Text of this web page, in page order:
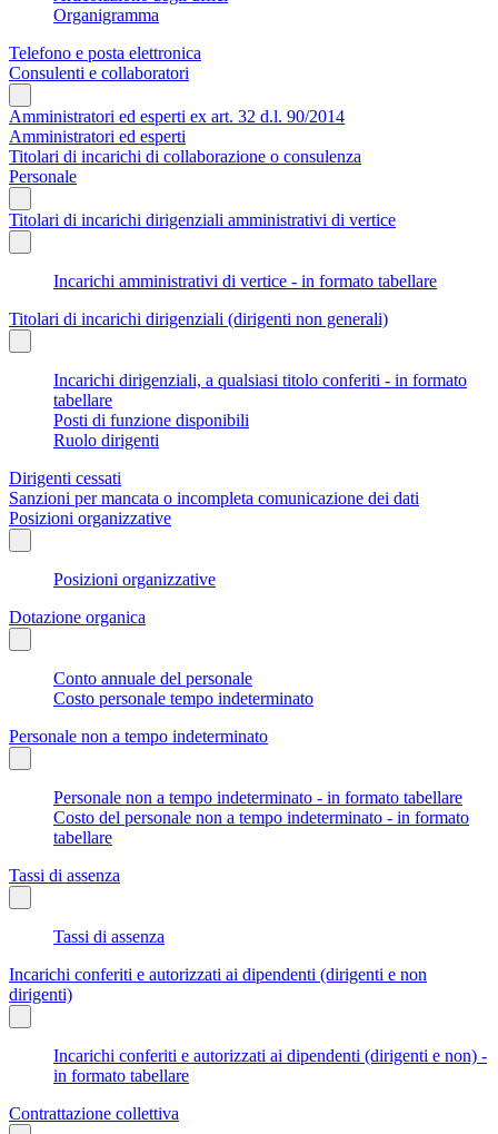
Organigramma
Telefono e posta elettronica
Consulenti e collaboratori
Amministratori ed esperti ex art. 32 d.l. 90/2014
Amministratori ed esperti
Titolari di incarichi di collaborazione o consulenza
Personale
Titolari di incarichi dirigenziali amministrativi di vertice
Incarichi amministrativi di vertice - in formato tabellare
Titolari di incarichi dirigenziali (dirigenti non generali)
Incarichi dirigenziali, a qualsiasi titolo conferiti - in formato
tabellare
Posti di funzione disponibili
Ruolo dirigenti
Dirigenti cessati
Sanzioni per mancata o incompleta comunicazione dei dati
Posizioni organizzative
Posizioni organizzative
Dotazione organica
Conto annuale del personale
Costo personale tempo indeterminato
Personale non a tempo indeterminato
Personale non a tempo indeterminato - in formato tabellare
Costo del personale non a tempo indeterminato - in formato
tabellare
Tassi di assenza
Tassi di assenza
Incarichi conferiti e autorizzati ai dipendenti (dirigenti e non
dirigenti)
Incarichi conferiti e autorizzati ai dipendenti (dirigenti e non) -
in formato tabellare
Contrattazione collettiva